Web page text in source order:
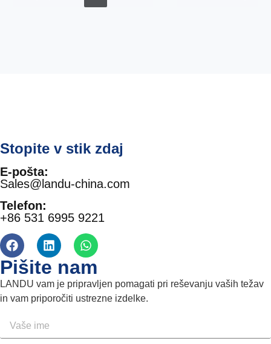
Stopite v stik zdaj
E-pošta:
Sales@landu-china.com
Telefon:
+86 531 6995 9221
Pišite nam
LANDU vam je pripravljen pomagati pri reševanju vaših težav
in vam priporočiti ustrezne izdelke.